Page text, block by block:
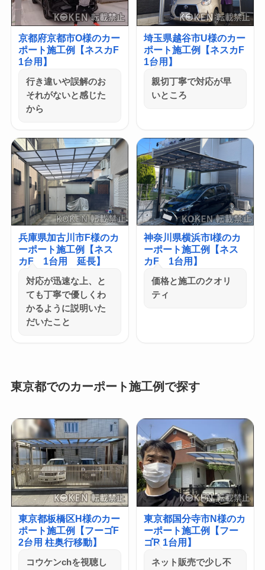
京都府京都市O様のカー
ポート施工例【ネスカF
1台用】
行き違いや誤解のお
それがないと感じた
から
埼玉県越谷市U様のカー
ポート施工例【ネスカF
1台用】
親切丁寧で対応が早
いところ
兵庫県加古川市F様のカ
ーポート施工例【ネス
カF 1台用 延長】
対応が迅速な上、と
ても丁寧で優しくわ
かるように説明いた
だいたこと
神奈川県横浜市I様のカ
ーポート施工例【ネス
カF 1台用】
価格と施工のクオリ
ティ
東京都でのカーポート施工例で探す
東京都板橋区H様のカー
ポート施工例【フーゴF
2台用 柱奥行移動】
コウケンchを視聴し
東京都国分寺市N様のカ
ーポート施工例【フー
ゴR 1台用】
ネット販売で少し不